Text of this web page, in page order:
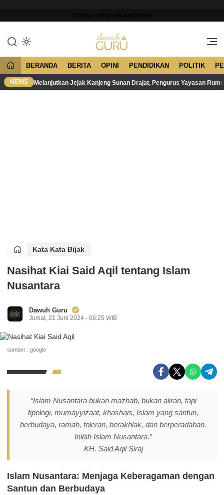
konten
Dawuh Guru
Merawat Tradisi, Membangun
BERANDA BERITA OPINI PENDIDIKAN POLITIK
NEWS Melanjutkan Jejak Kanjeng Sunan Drajat, Pengurus Yayasan
Kata Kata Bijak
Nasihat Kiai Said Aqil tentang Islam
Nusantara
Dawuh Guru
Jumat, 21 Juni 2024 - 06:25 WIB
sumber : google
“Islam Nusantara bukan mazhab, bukan aliran, tapi
tipologi, mumayyizaat, khashais, Islam yang santun,
berbudaya, ramah, toleran, berakhlak, dan berperadaban.
Inilah Islam Nusantara.”
KH. Said Aqil Siraj
Islam Nusantara: Menjaga Keberagaman dengan
Santun dan Berbudaya